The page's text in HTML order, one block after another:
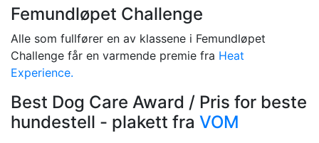
Femundløpet Challenge
Alle som fullfører en av klassene i Femundløpet
Challenge får en varmende premie fra Heat
Experience.
Best Dog Care Award / Pris for beste
hundestell - plakett fra VOM